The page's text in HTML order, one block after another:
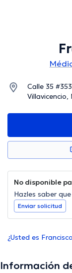
Calle 35
Villavicencio,
No disponible
Hazles saber
Enviar solicitud
¿Usted es
Información